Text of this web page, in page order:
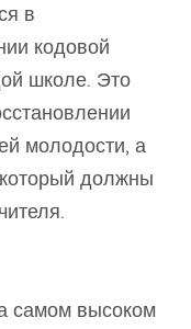
в
кодовой
школе. Это
молодости, а
должны
самом высоком